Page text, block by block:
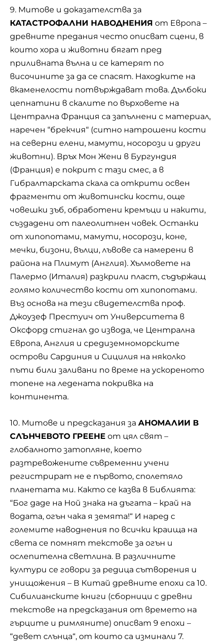
9. Митове и доказателства за
КАТАСТРОФАЛНИ НАВОДНЕНИЯ от Европа –
древните предания често описват сцени, в
които хора и животни бягат пред
приливната вълна и се катерят по
височините за да се спасят. Находките на
вкаменелости потвърждават това. Дълбоки
цепнатини в скалите по върховете на
Централна Франция са запълнени с материал,
наречен “брекчия“ (ситно натрошени кости
на северни елени, мамути, носорози и други
животни). Връх Мон Жени в Бургундия
(Франция) е покрит с тази смес, а в
Гибралтарската скала са открити освен
фрагменти от животински кости, още
човешки зъб, обработени кремъци и накити,
създадени от палеолитнен човек. Останки
от хипопотами, мамути, носорози, коне,
мечки, бизони, вълци, лъвове са намерени в
района на Плимут (Англия). Хълмовете на
Палермо (Италия) разкрили пласт, съдържащ
голямо количество кости от хипопотами.
Въз основа на тези свидетелства проф.
Джоузеф Престуич от Университета в
Оксфорд стигнал до извода, че Централна
Европа, Англия и средиземноморските
острови Сардиния и Сицилия на няколко
пъти били заливани по време на ускореното
топене на ледената покривка на
континента.
10. Митове и предсказания за АНОМАЛИИ В
СЛЪНЧЕВОТО ГРЕЕНЕ от цял свят –
глобалното затопляне, което
разтревожените съвременни учени
регистрират не е първото, сполетяло
планетата ми. Както се казва в Библията:
“Бог даде на Ной знака на дъгата – край на
водата, огън чака я земята!“ И наред с
големите наводнения по всички краища на
света се помнят текстове за огън и
ослепителна светлина. В различните
култури се говори за редица сътворения и
унищожения – В Китай древните епохи са 10.
Сибилианските книги (сборници с древни
текстове на предсказания от времето на
гърците и римляните) описват 9 епохи –
“девет слънца“, от които са изминали 7.